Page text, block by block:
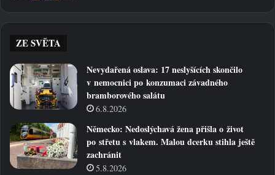
ZE SVĚTA
Nevydařená oslava: 17 neslyšících skončilo
v nemocnici po konzumaci závadného
bramborového salátu
6.8.2026
Německo: Nedoslýchavá žena přišla o život
po střetu s vlakem. Malou dcerku stihla ještě
zachránit
5.8.2026